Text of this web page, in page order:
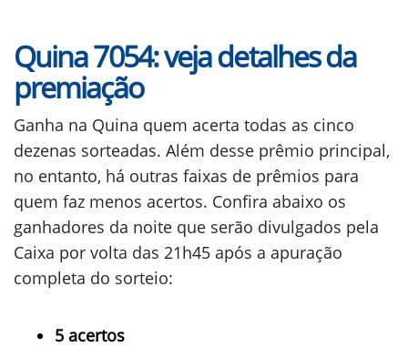
Quina 7054: veja detalhes da
premiação
Ganha na Quina quem acerta todas as cinco
dezenas sorteadas. Além desse prêmio principal,
no entanto, há outras faixas de prêmios para
quem faz menos acertos. Confira abaixo os
ganhadores da noite que serão divulgados pela
Caixa por volta das 21h45 após a apuração
completa do sorteio:
5 acertos